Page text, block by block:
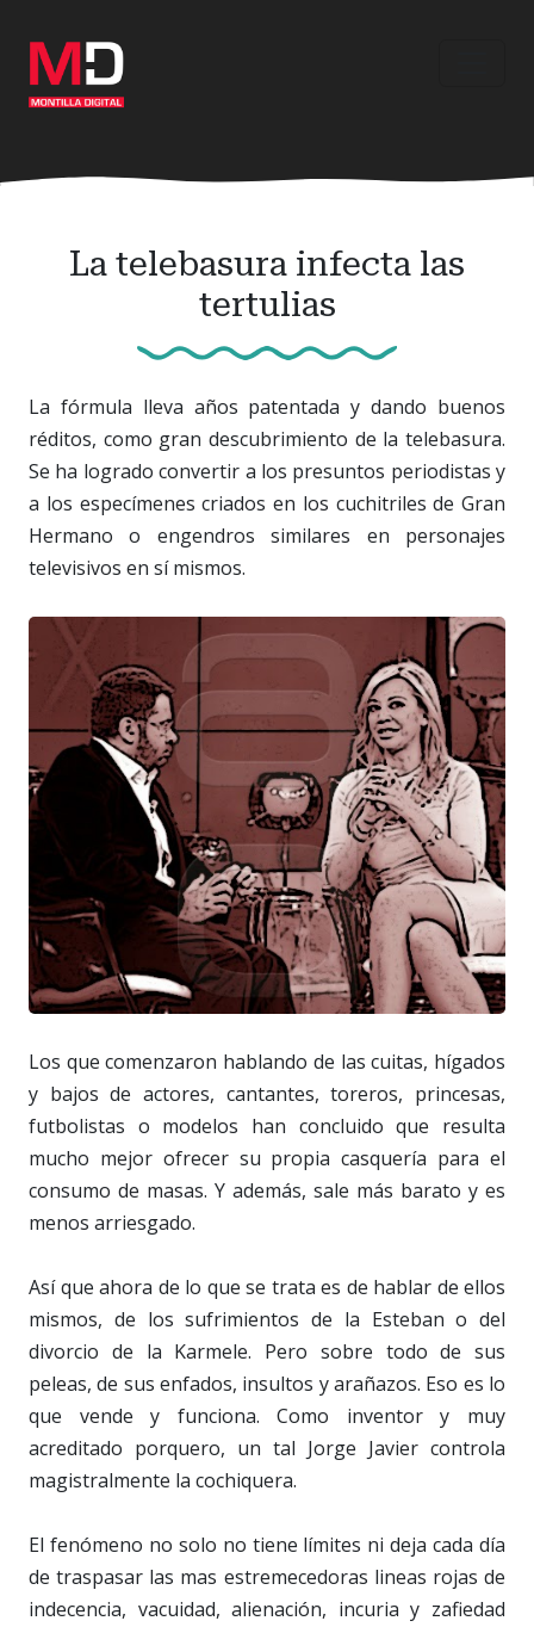
contenido
principal
La telebasura infecta las
tertulias
La fórmula lleva años patentada y dando buenos
réditos, como gran descubrimiento de la telebasura.
Se ha logrado convertir a los presuntos periodistas y
a los especímenes criados en los cuchitriles de Gran
Hermano o engendros similares en personajes
televisivos en sí mismos.
Los que comenzaron hablando de las cuitas, hígados
y bajos de actores, cantantes, toreros, princesas,
futbolistas o modelos han concluido que resulta
mucho mejor ofrecer su propia casquería para el
consumo de masas. Y además, sale más barato y es
menos arriesgado.
Así que ahora de lo que se trata es de hablar de ellos
mismos, de los sufrimientos de la Esteban o del
divorcio de la Karmele. Pero sobre todo de sus
peleas, de sus enfados, insultos y arañazos. Eso es lo
que vende y funciona. Como inventor y muy
acreditado porquero, un tal Jorge Javier controla
magistralmente la cochiquera.
El fenómeno no solo no tiene límites ni deja cada día
de traspasar las mas estremecedoras lineas rojas de
indecencia, vacuidad, alienación, incuria y zafiedad